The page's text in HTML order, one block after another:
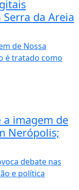
da Areia
a imagem de
Nerópolis;